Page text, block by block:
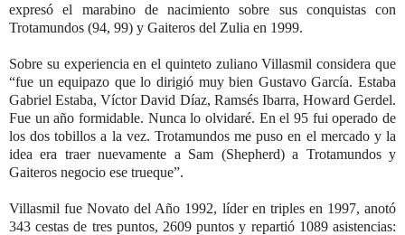
expresó el marabino de nacimiento sobre sus conquistas con
Trotamundos (94, 99) y Gaiteros del Zulia en 1999.
Sobre su experiencia en el quinteto zuliano Villasmil considera que
“fue un equipazo que lo dirigió muy bien Gustavo García. Estaba
Gabriel Estaba, Víctor David Díaz, Ramsés Ibarra, Howard Gerdel.
Fue un año formidable. Nunca lo olvidaré. En el 95 fui operado de
los dos tobillos a la vez. Trotamundos me puso en el mercado y la
idea era traer nuevamente a Sam (Shepherd) a Trotamundos y
Gaiteros negocio ese trueque”.
Villasmil fue Novato del Año 1992, líder en triples en 1997, anotó
343 cestas de tres puntos, 2609 puntos y repartió 1089 asistencias: